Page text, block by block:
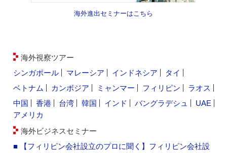
海外進出セミナーはこちら
海外視察ツアー
シンガポール
マレーシア インドネシア
タイ
ベトナム
カンボジア ミャンマー フィリピン
ラオス
中国
香港 台湾 韓国 インド バングラデシュ
UAE
アメリカ
海外ビジネスセミナー
■ 【フィリピン会社設立のプロに聞く】フィリピン会社設